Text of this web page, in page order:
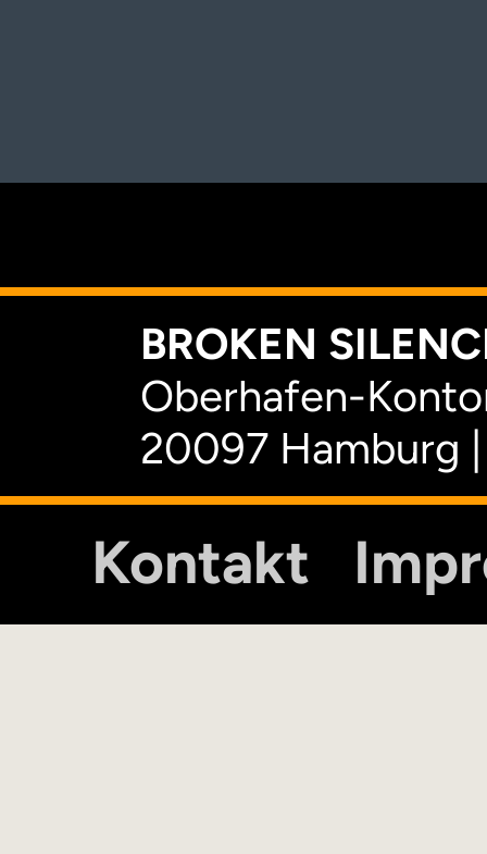
BROKEN
Oberhafen-
20097 Hamburg
Kontakt